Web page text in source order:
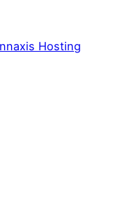
Hosting